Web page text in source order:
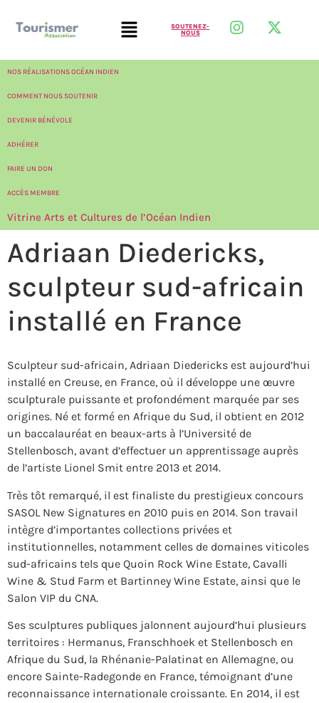
SOUTENEZ-
NOUS
NOS RÉALISATIONS OCÉAN INDIEN
COMMENT NOUS SOUTENIR
DEVENIR BÉNÉVOLE
ADHÉRER
FAIRE UN DON
ACCÈS MEMBRE
Vitrine Arts et Cultures de l’Océan Indien
Adriaan Diedericks,
sculpteur sud-africain
installé en France
Sculpteur sud-africain, Adriaan Diedericks est aujourd’hui
installé en Creuse, en France, où il développe une œuvre
sculpturale puissante et profondément marquée par ses
origines. Né et formé en Afrique du Sud, il obtient en 2012
un baccalauréat en beaux-arts à l’Université de
Stellenbosch, avant d’effectuer un apprentissage auprès
de l’artiste Lionel Smit entre 2013 et 2014.
Très tôt remarqué, il est finaliste du prestigieux concours
SASOL New Signatures en 2010 puis en 2014. Son travail
intègre d’importantes collections privées et
institutionnelles, notamment celles de domaines viticoles
sud-africains tels que Quoin Rock Wine Estate, Cavalli
Wine & Stud Farm et Bartinney Wine Estate, ainsi que le
Salon VIP du CNA.
Ses sculptures publiques jalonnent aujourd’hui plusieurs
territoires : Hermanus, Franschhoek et Stellenbosch en
Afrique du Sud, la Rhénanie-Palatinat en Allemagne, ou
encore Sainte-Radegonde en France, témoignant d’une
reconnaissance internationale croissante. En 2014, il est